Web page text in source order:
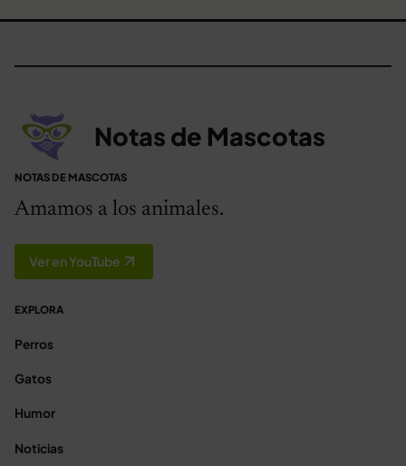
Notas de Mascotas
NOTAS DE MASCOTAS
Amamos a los animales.
Ver en YouTube
EXPLORA
Perros
Gatos
Humor
Noticias